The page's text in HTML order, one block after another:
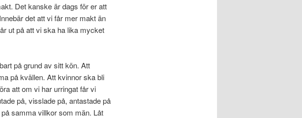
Det kanske är dags för er att
det att vi får mer makt än
ut på att vi ska ha lika mycket
på grund av sitt kön. Att
på kvällen. Att kvinnor ska bli
att om vi har urringat får vi
på, visslade på, antastade på
samma villkor som män. Låt